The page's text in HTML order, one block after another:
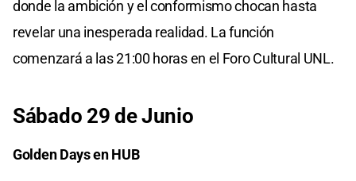
donde la ambición y el conformismo chocan hasta
revelar una inesperada realidad. La función
comenzará a las 21:00 horas en el Foro Cultural UNL.
Sábado 29 de Junio
Golden Days en HUB